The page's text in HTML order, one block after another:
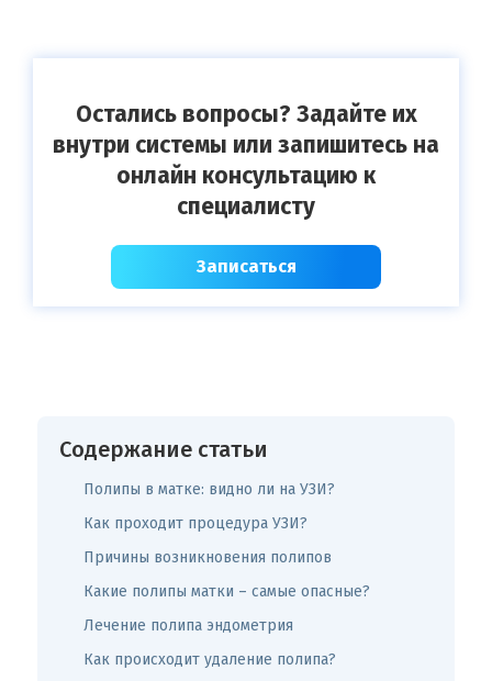
Остались вопросы? Задайте их
внутри системы или запишитесь на
онлайн консультацию к
специалисту
Записаться
Содержание статьи
Полипы в матке: видно ли на УЗИ?
Как проходит процедура УЗИ?
Причины возникновения полипов
Какие полипы матки – самые опасные?
Лечение полипа эндометрия
Как происходит удаление полипа?